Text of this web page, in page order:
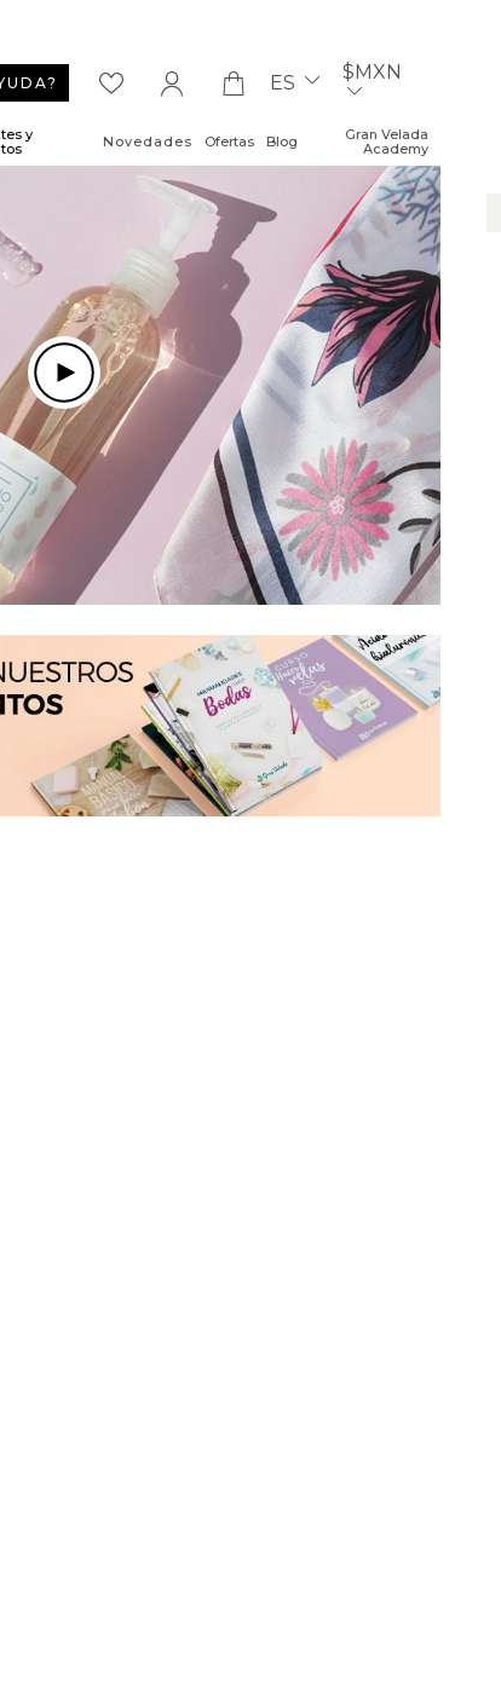
ES $MXN
y
Novedades Ofertas Blog
Gran Velada
Academy